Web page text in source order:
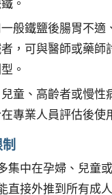
。
般鐵鹽後腸胃不適
，可與醫師或藥師
。
童、高齡者或慢性
專業人員評估後使
集中在孕婦、兒童
直接外推到所有成